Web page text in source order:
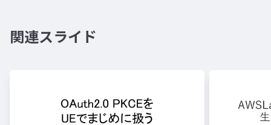
関連スライド